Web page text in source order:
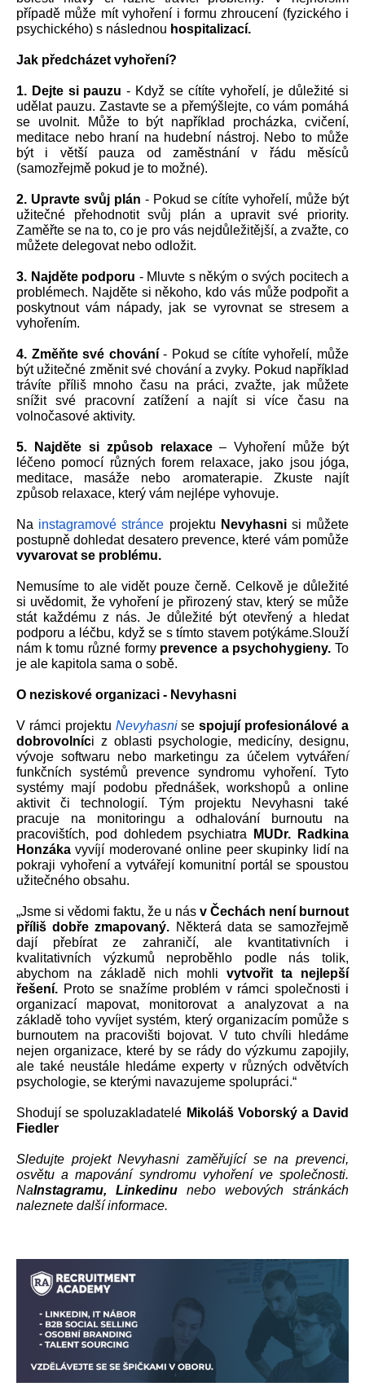
případě může mít vyhoření i formu zhroucení (fyzického i
psychického) s následnou hospitalizací.
Jak předcházet vyhoření?
1. Dejte si pauzu - Když se cítíte vyhořelí, je důležité si
udělat pauzu. Zastavte se a přemýšlejte, co vám pomáhá
se uvolnit. Může to být například procházka, cvičení,
meditace nebo hraní na hudební nástroj. Nebo to může
být i větší pauza od zaměstnání v řádu měsíců
(samozřejmě pokud je to možné).
2. Upravte svůj plán - Pokud se cítíte vyhořelí, může být
užitečné přehodnotit svůj plán a upravit své priority.
Zaměřte se na to, co je pro vás nejdůležitější, a zvažte, co
můžete delegovat nebo odložit.
3. Najděte podporu - Mluvte s někým o svých pocitech a
problémech. Najděte si někoho, kdo vás může podpořit a
poskytnout vám nápady, jak se vyrovnat se stresem a
vyhořením.
4. Změňte své chování - Pokud se cítíte vyhořelí, může
být užitečné změnit své chování a zvyky. Pokud například
trávíte příliš mnoho času na práci, zvažte, jak můžete
snížit své pracovní zatížení a najít si více času na
volnočasové aktivity.
5. Najděte si způsob relaxace – Vyhoření může být
léčeno pomocí různých forem relaxace, jako jsou jóga,
meditace, masáže nebo aromaterapie. Zkuste najít
způsob relaxace, který vám nejlépe vyhovuje.
Na instagramové stránce projektu Nevyhasni si můžete
postupně dohledat desatero prevence, které vám pomůže
vyvarovat se problému.
Nemusíme to ale vidět pouze černě. Celkově je důležité
si uvědomit, že vyhoření je přirozený stav, který se může
stát každému z nás. Je důležité být otevřený a hledat
podporu a léčbu, když se s tímto stavem potýkáme.Slouží
nám k tomu různé formy prevence a psychohygieny. To
je ale kapitola sama o sobě.
O neziskové organizaci - Nevyhasni
V rámci projektu Nevyhasni se spojují profesionálové a
dobrovolníci z oblasti psychologie, medicíny, designu,
vývoje softwaru nebo marketingu za účelem vytvářen í
funkčních systémů prevence syndromu vyhoření. Tyto
systémy mají podobu přednášek, workshopů a online
aktivit či technologií. Tým projektu Nevyhasni také
pracuje na monitoringu a odhalování burnoutu na
pracovištích, pod dohledem psychiatra
MUDr. Radkina
Honzáka vyvíjí moderované online peer skupinky lidí na
pokraji vyhoření a vytvářejí komunitní portál se spoustou
užitečného obsahu.
„Jsme si vědomi faktu, že u nás v Čechách není burnout
příliš dobře zmapovaný. Některá data se samozřejmě
dají přebírat ze zahraničí, ale kvantitativních i
kvalitativních výzkumů neproběhlo podle nás tolik,
abychom na základě nich mohli vytvořit ta nejlepší
řešení. Proto se snažíme problém v rámci společnosti i
organizací mapovat, monitorovat a analyzovat a na
základě toho vyvíjet systém, který organizacím pomůže s
burnoutem na pracovišti bojovat. V tuto chvíli hledáme
nejen organizace, které by se rády do výzkumu zapojily,
ale také neustále hledáme experty v různých odvětvích
psychologie, se kterými navazujeme spolupráci.“
Shodují se spoluzakladatelé Mikoláš Voborský a David
Fiedler
Sledujte projekt Nevyhasni zaměřující se na prevenci,
osvětu a mapování syndromu vyhoření ve společnosti.
NaInstagramu, Linkedinu nebo webových stránkách
naleznete další informace.